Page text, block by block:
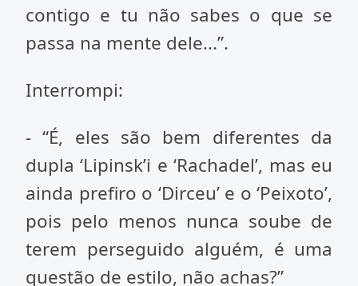
contigo e tu não sabes o que se
passa na mente dele...”.
Interrompi:
- “É, eles são bem diferentes da
dupla ‘Lipinsk’i e ‘Rachadel’, mas eu
ainda prefiro o ‘Dirceu’ e o ‘Peixoto’,
pois pelo menos nunca soube de
terem perseguido alguém, é uma
questão de estilo, não achas?”